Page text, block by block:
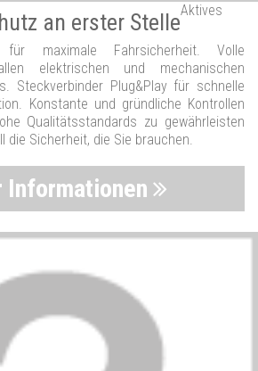
an erster StelleAktives
für maximale Fahrsicherheit. Volle
elektrischen und mechanischen
Steckverbinder Plug&Play für schnelle
Konstante und gründliche Kontrollen
Qualitätsstandards zu gewährleisten
die Sicherheit, die Sie brauchen.
Informationen